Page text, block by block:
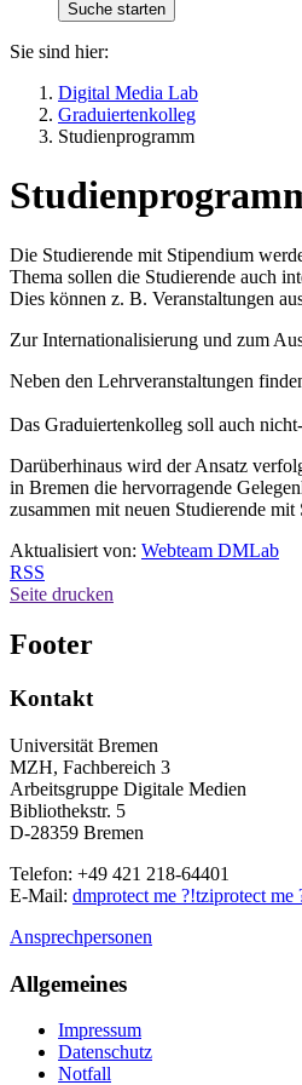
Sie sind hier:
Digital Media Lab
Graduiertenkolleg
Studienprogramm
Die Studierende mit Stipendium
Thema sollen die Studierende auch
Dies können z. B. Veranstaltungen
Zur Internationalisierung und zum
Neben den Lehrveranstaltungen
Das Graduiertenkolleg soll auch
Darüberhinaus wird der Ansatz
in Bremen die hervorragende
zusammen mit neuen Studierende
Aktualisiert von: Webteam DMLab
RSS
Seite drucken
Footer
Kontakt
Universität Bremen
MZH, Fachbereich 3
Arbeitsgruppe Digitale Medien
Bibliothekstr. 5
D-28359 Bremen
Telefon: +49 421 218-64401
E-Mail: dmprotect me ?!tziprotect me
Ansprechpersonen
Allgemeines
Impressum
Datenschutz
Notfall